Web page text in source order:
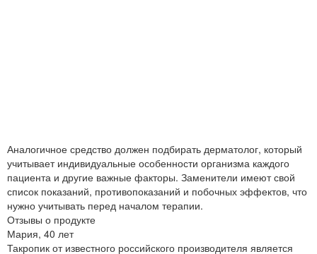
Аналогичное средство должен подбирать дерматолог, который
учитывает индивидуальные особенности организма каждого
пациента и другие важные факторы. Заменители имеют свой
список показаний, противопоказаний и побочных эффектов, что
нужно учитывать перед началом терапии.
Отзывы о продукте
Мария, 40 лет
Такропик от известного российского производителя является